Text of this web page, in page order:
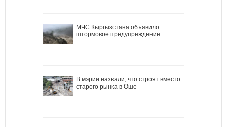
МЧС Кыргызстана объявило
штормовое предупреждение
В мэрии назвали, что строят вместо
старого рынка в Оше